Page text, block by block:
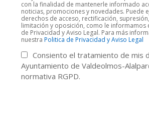
con la finalidad de mantenerle informado
noticias, promociones y novedades. Puede
derechos de acceso, rectificación,
limitación y oposición, como le informamos
de Privacidad y Aviso Legal. Para más
nuestra Politica de Privacidad y Aviso Legal
Consiento el tratamiento de mis
Ayuntamiento de Valdeolmos-
normativa RGPD.